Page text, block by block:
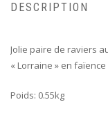
DESCRIPTION
Jolie paire de raviers
« Lorraine » en
Poids: 0.55kg